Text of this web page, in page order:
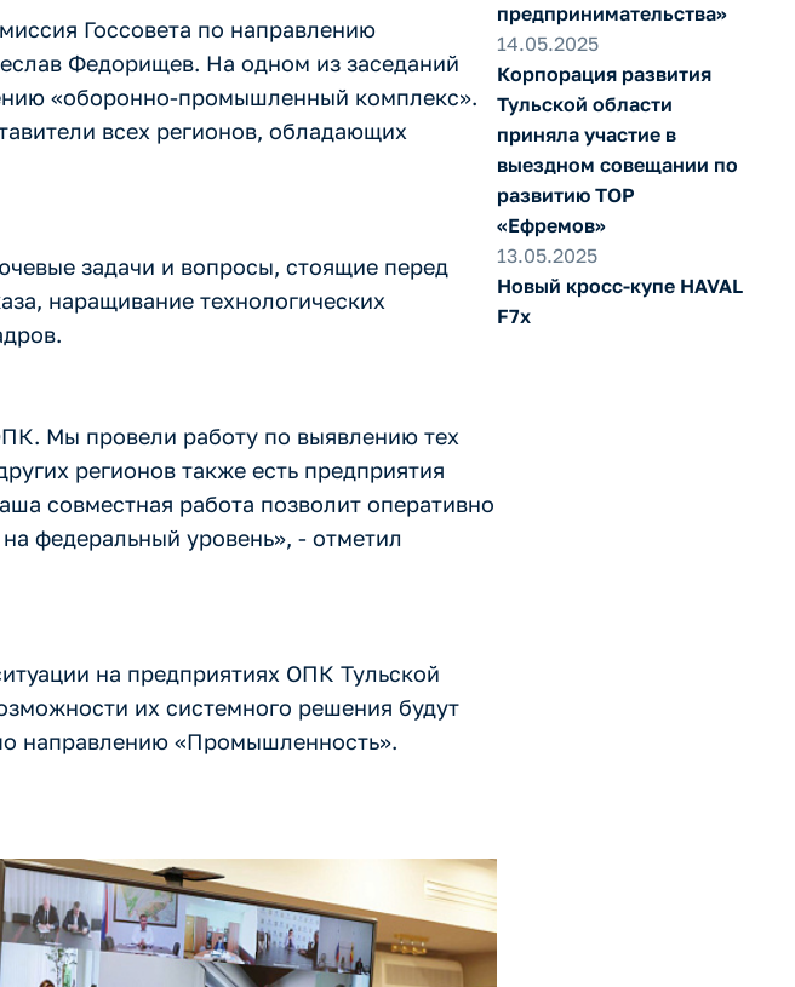
Госсовета по направлению
Федорищев. На одном из заседаний
«оборонно-промышленный комплекс».
всех регионов, обладающих
задачи и вопросы, стоящие перед
наращивание технологических
Мы провели работу по выявлению тех
регионов также есть предприятия
совместная работа позволит оперативно
федеральный уровень», - отметил
на предприятиях ОПК Тульской
их системного решения будут
направлению «Промышленность».
предпринимательства»
14.05.2025
Корпорация развития
Тульской области
приняла участие в
выездном совещании по
развитию ТОР
«Ефремов»
13.05.2025
Новый кросс-купе HAVAL
F7x